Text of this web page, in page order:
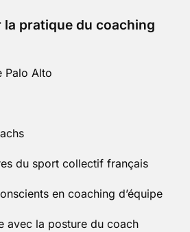
pratique du coaching
Palo Alto
du sport collectif français
en coaching d’équipe
avec la posture du coach